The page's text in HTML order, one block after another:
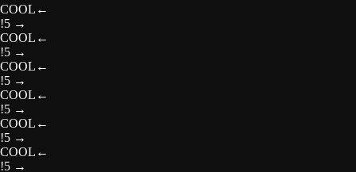
COOL ←
!5 →
COOL ←
!5 →
COOL ←
!5 →
COOL ←
!5 →
COOL ←
!5 →
COOL ←
!5 →